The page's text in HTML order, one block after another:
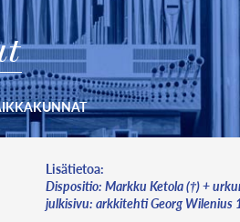
Lisätietoa:
Dispositio: Markku Ketola (†) +
julkisivu: arkkitehti Georg Wilenius